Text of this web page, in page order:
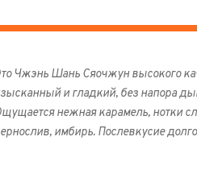
Чжэнь Шань Сяочжун высокого
и гладкий, без напора
нежная карамель, нотки
имбирь. Послевкусие